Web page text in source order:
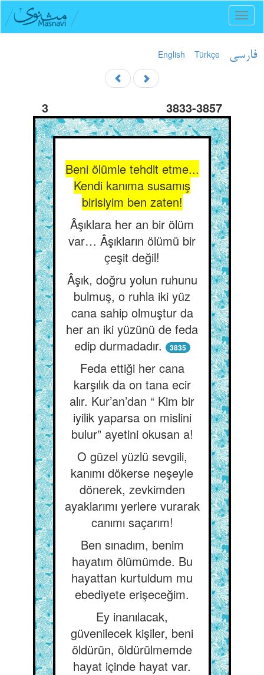
English Türkçe فارسی
3 3833-3857
Beni ölümle tehdit etme...
Kendi kanıma susamış
birisiyim ben zaten!
Âşıklara her an bir ölüm
var… Âşıkların ölümü bir
çeşit değil!
Âşık, doğru yolun ruhunu
bulmuş, o ruhla iki yüz
cana sahip olmuştur da
her an iki yüzünü de feda
edip durmadadır.
3835
Feda ettiği her cana
karşılık da on tana ecir
alır. Kur’an’dan “ Kim bir
iyilik yaparsa on mislini
bulur” ayetini okusan a!
O güzel yüzlü sevgili,
kanımı dökerse neşeyle
dönerek, zevkimden
ayaklarımı yerlere vurarak
canımı saçarım!
Ben sınadım, benim
hayatım ölümümde. Bu
hayattan kurtuldum mu
ebediyete erişeceğim.
Ey inanılacak,
güvenilecek kişiler, beni
öldürün, öldürülmemde
hayat içinde hayat var.